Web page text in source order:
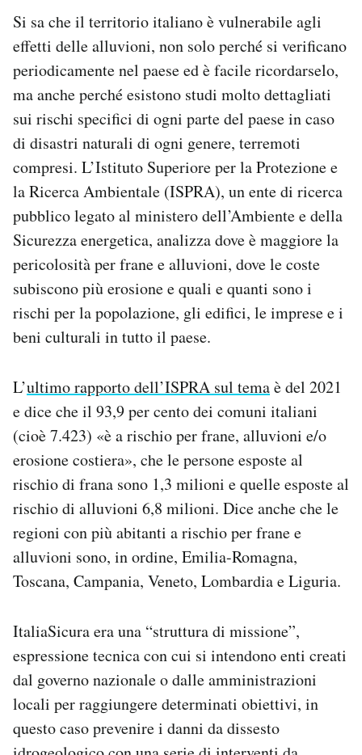
Si sa che il territorio italiano è vulnerabile agli
effetti delle alluvioni, non solo perché si verificano
periodicamente nel paese ed è facile ricordarselo,
ma anche perché esistono studi molto dettagliati
sui rischi specifici di ogni parte del paese in caso
di disastri naturali di ogni genere, terremoti
compresi. L’Istituto Superiore per la Protezione e
la Ricerca Ambientale (ISPRA), un ente di ricerca
pubblico legato al ministero dell’Ambiente e della
Sicurezza energetica, analizza dove è maggiore la
pericolosità per frane e alluvioni, dove le coste
subiscono più erosione e quali e quanti sono i
rischi per la popolazione, gli edifici, le imprese e i
beni culturali in tutto il paese.
L’ultimo rapporto dell’ISPRA sul temaè del 2021
e dice che il 93,9 per cento dei comuni italiani
(cioè 7.423) «è a rischio per frane, alluvioni e/o
erosione costiera», che le persone esposte al
rischio di frana sono 1,3 milioni e quelle esposte al
rischio di alluvioni 6,8 milioni. Dice anche che le
regioni con più abitanti a rischio per frane e
alluvioni sono, in ordine, Emilia-Romagna,
Toscana, Campania, Veneto, Lombardia e Liguria.
ItaliaSicura era una “struttura di missione”,
espressione tecnica con cui si intendono enti creati
dal governo nazionale o dalle amministrazioni
locali per raggiungere determinati obiettivi, in
questo caso prevenire i danni da dissesto